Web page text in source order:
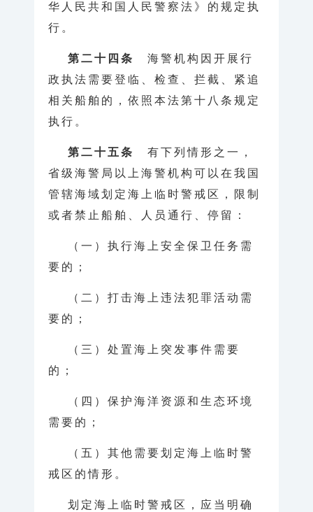
华人民共和国人民警察法》的规定执
行。
第二十四条 海警机构因开展行
政执法需要登临、检查、拦截、紧追
相关船舶的，依照本法第十八条规定
执行。
第二十五条 有下列情形之一，
省级海警局以上海警机构可以在我国
管辖海域划定海上临时警戒区，限制
或者禁止船舶、人员通行、停留：
（一）执行海上安全保卫任务需
要的；
（二）打击海上违法犯罪活动需
要的；
（三）处置海上突发事件需要
的；
（四）保护海洋资源和生态环境
需要的；
（五）其他需要划定海上临时警
戒区的情形。
划定海上临时警戒区，应当明确